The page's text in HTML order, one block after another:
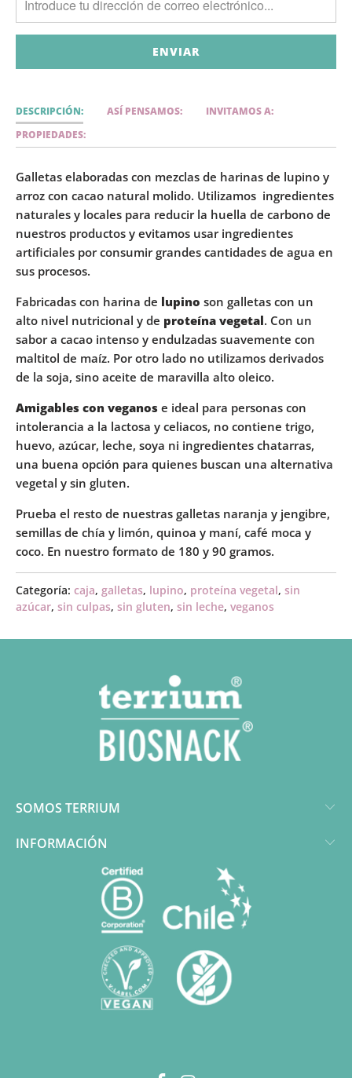
DESCRIPCIÓN: ASÍ PENSAMOS:
INVITAMOS A:
PROPIEDADES:
Galletas elaboradas con mezclas de harinas de lupino y
arroz con cacao natural molido. Utilizamos ingredientes
naturales y locales para reducir la huella de carbono de
nuestros productos y evitamos usar ingredientes
artificiales por consumir grandes cantidades de agua en
sus procesos.
Fabricadas con harina de lupino son galletas con un
alto nivel nutricional y de proteína vegetal. Con un
sabor a cacao intenso y endulzadas suavemente con
maltitol de maíz. Por otro lado no utilizamos derivados
de la soja, sino aceite de maravilla alto oleico.
Amigables con veganos e ideal para personas con
intolerancia a la lactosa y celiacos, no contiene trigo,
huevo, azúcar, leche, soya ni ingredientes chatarras,
una buena opción para quienes buscan una alternativa
vegetal y sin gluten.
Prueba el resto de nuestras galletas naranja y jengibre,
semillas de chía y limón, quinoa y maní, café moca y
coco. En nuestro formato de 180 y 90 gramos.
Categoría: caja, galletas, lupino, proteína vegetal, sin
azúcar, sin culpas, sin gluten, sin leche, veganos
SOMOS TERRIUM
INFORMACIÓN